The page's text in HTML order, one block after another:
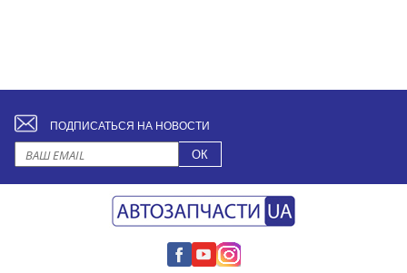
ПОДПИСАТЬСЯ НА НОВОСТИ